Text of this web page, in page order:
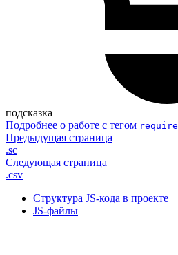
подсказка
Подробнее о работе с тегом require
Предыдущая страница
.sc
Следующая страница
.csv
Структура JS-кода в проекте
JS-файлы